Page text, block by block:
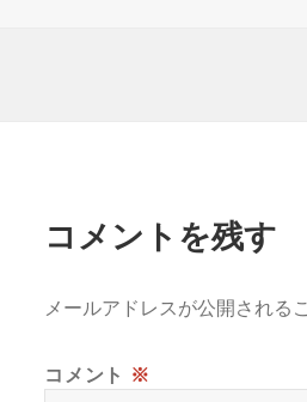
コメントを残す
メールアドレスが公開される
コメント ※